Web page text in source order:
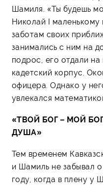
Шамиля. «Ты будешь
Николай I маленькому
заботам своих
занимались с ним на
подрос, его отдали
кадетский корпус.
офицера. Однако у
увлекался
«ТВОЙ БОГ – МОЙ
ДУША»
Тем временем
и Шамиль не забывал
году, когда в плену у